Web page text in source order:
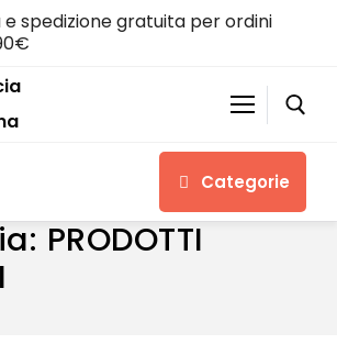
e spedizione gratuita per ordini
Categorie
PRODOTTI